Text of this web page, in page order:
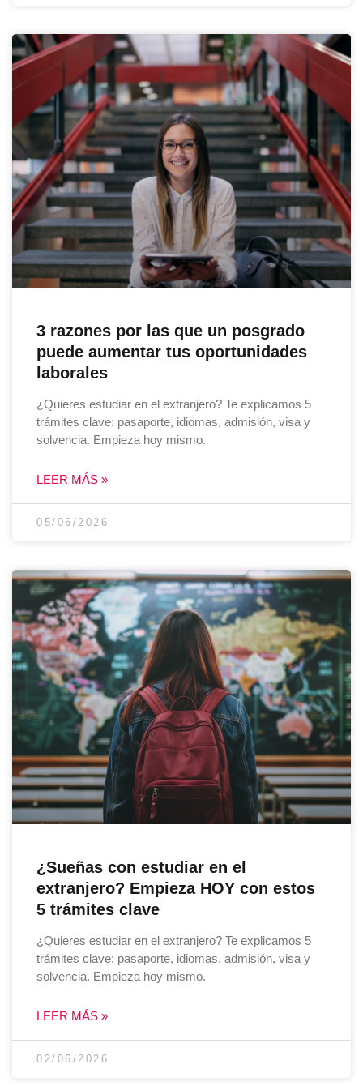
3 razones por las que un posgrado
puede aumentar tus oportunidades
laborales
¿Quieres estudiar en el extranjero? Te explicamos 5
trámites clave: pasaporte, idiomas, admisión, visa y
solvencia. Empieza hoy mismo.
LEER MÁS »
05/06/2026
¿Sueñas con estudiar en el
extranjero? Empieza HOY con estos
5 trámites clave
¿Quieres estudiar en el extranjero? Te explicamos 5
trámites clave: pasaporte, idiomas, admisión, visa y
solvencia. Empieza hoy mismo.
LEER MÁS »
02/06/2026